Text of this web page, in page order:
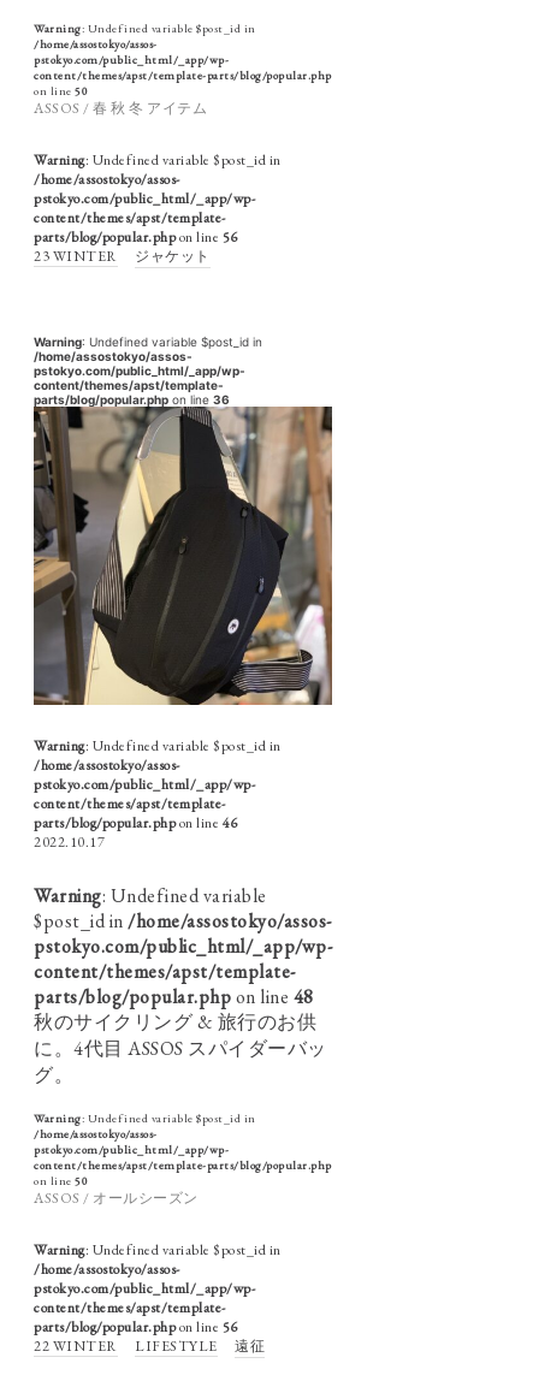
Warning: Undefined variable $post_id in
/home/assostokyo/assos-
pstokyo.com/public_html/_app/wp-
content/themes/apst/template-parts/blog/popular.php
on line 50
ASSOS / 春 秋 冬 アイテム
Warning: Undefined variable $post_id in
/home/assostokyo/assos-
pstokyo.com/public_html/_app/wp-
content/themes/apst/template-
parts/blog/popular.phpon line 56
23 WINTER
ジャケット
Warning: Undefined variable $post_id in
/home/assostokyo/assos-
pstokyo.com/public_html/_app/wp-
content/themes/apst/template-
parts/blog/popular.php on line 36
Warning: Undefined variable $post_id in
/home/assostokyo/assos-
pstokyo.com/public_html/_app/wp-
content/themes/apst/template-
parts/blog/popular.phpon line 46
2022.10.17
Warning: Undefined variable
$post_id in/home/assostokyo/assos-
pstokyo.com/public_html/_app/wp-
content/themes/apst/template-
parts/blog/popular.phpon line 48
秋のサイクリング & 旅行のお供
に。4代目 ASSOS スパイダーバッ
グ。
Warning: Undefined variable $post_id in
/home/assostokyo/assos-
pstokyo.com/public_html/_app/wp-
content/themes/apst/template-parts/blog/popular.php
on line 50
ASSOS / オールシーズン
Warning: Undefined variable $post_id in
/home/assostokyo/assos-
pstokyo.com/public_html/_app/wp-
content/themes/apst/template-
parts/blog/popular.phpon line 56
22 WINTER
LIFESTYLE 遠征